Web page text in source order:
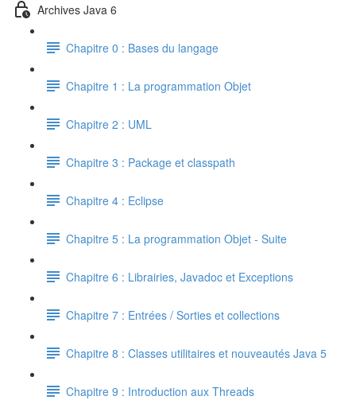
Archives Java 6
Chapitre 0 : Bases du langage
Chapitre 1 : La programmation Objet
Chapitre 2 : UML
Chapitre 3 : Package et classpath
Chapitre 4 : Eclipse
Chapitre 5 : La programmation Objet - Suite
Chapitre 6 : Librairies, Javadoc et Exceptions
Chapitre 7 : Entrées / Sorties et collections
Chapitre 8 : Classes utilitaires et nouveautés Java 5
Chapitre 9 : Introduction aux Threads